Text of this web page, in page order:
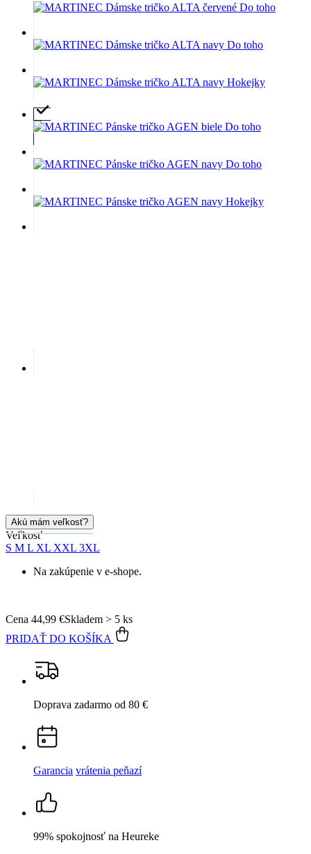
Akú mám veľkosť?
Veľkosť
S M L XL XXL 3XL
Na zakúpenie v e-shope.
Skladem > 5 ks
Cena 44,99 €
PRIDAŤ DO KOŠÍKA
Doprava zadarmo od 80 €
Garancia vrátenia peňazí
99% spokojnosť na Heureke